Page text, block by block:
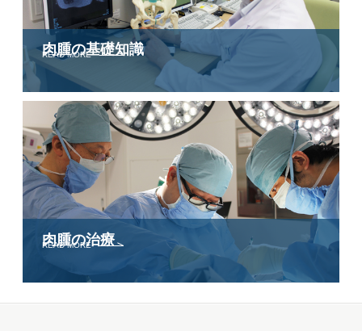
肉腫の基礎知識
READ MORE
肉腫の治療
READ MORE